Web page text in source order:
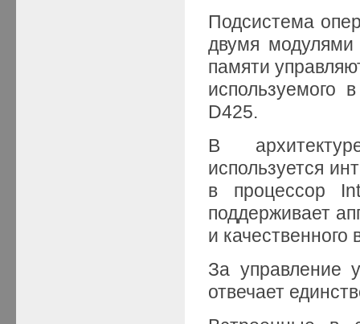
Подсистема
двумя модулями
памяти
используемого
D425.
В
используется
в процессор
поддерживает
и качественного
За управление
отвечает